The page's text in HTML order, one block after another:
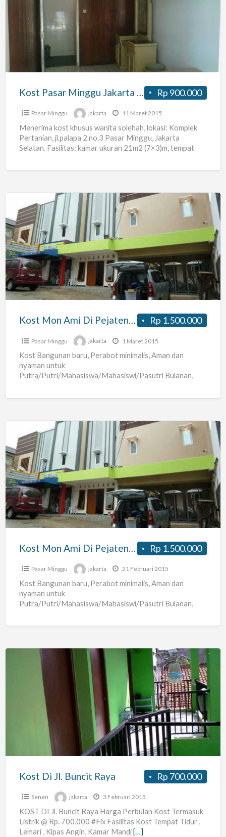
Pasar
Minggu
Jakarta
Selatan
Rp 900.000
Kost Pasar Minggu Jakarta Selatan
Pasar Minggu jakarta 11 Maret 2015
Menerima kost khusus wanita solehah, lokasi: Komplek
Pertanian, jl.palapa 2 no.3 Pasar Minggu, Jakarta
Selatan. Fasilitas: kamar ukuran 21m2 (7×3)m, tempat
Kost
Mon
Ami
Di
Pejaten
Mall,kampus
Unas
Rp 1.500.000
Kost Mon Ami Di Pejaten Mall,kampus Unas
Pasar Minggu jakarta 1 Maret 2015
Kost Bangunan baru, Perabot minimalis, Aman dan
nyaman untuk
Putra/Putri/Mahasiswa/Mahasiswi/Pasutri Bulanan,
Kost
Mon
Ami
Di
Pejaten
Mall,kampus
Unas,
Siaga
Rp 1.500.000
Kost Mon Ami Di Pejaten Mall,kampus Unas, Rs Siaga
Pasar Minggu jakarta 21 Februari 2015
Kost Bangunan baru, Perabot minimalis, Aman dan
nyaman untuk
Putra/Putri/Mahasiswa/Mahasiswi/Pasutri Bulanan,
Minggu. Seberang kampus UNAS (Universitas[…]
Rp 700.000
Kost Di Jl. Buncit Raya
Senen jakarta 3 Februari 2015
KOST DI Jl. Buncit Raya Harga Perbulan Kost Termasuk
Listrik @ Rp. 700.000 #Fix Fasilitas Kost Tempat Tidur ,
Lemari , Kipas Angin, Kamar Mandi[…]